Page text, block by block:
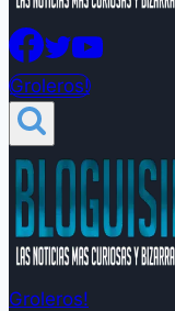
Groleros!
Groleros!